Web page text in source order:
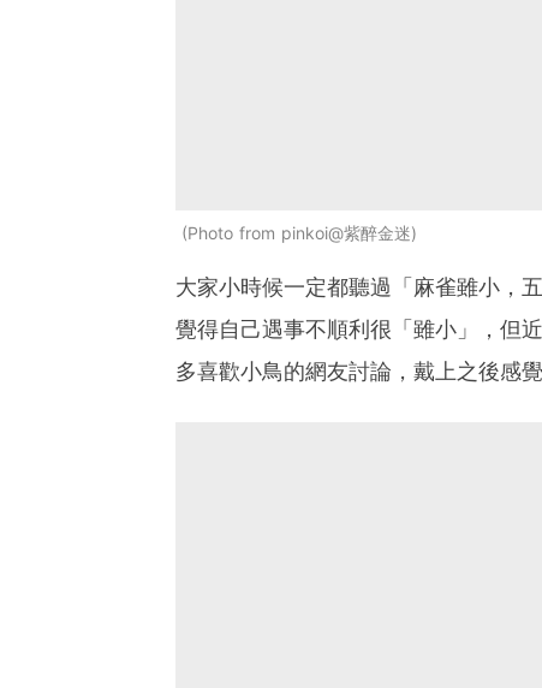
Photo from pinkoi@紫醉金迷
大家小時候一定都聽過「麻雀雖小，
覺得自己遇事不順利很「雖小」，但
多喜歡小鳥的網友討論，戴上之後感